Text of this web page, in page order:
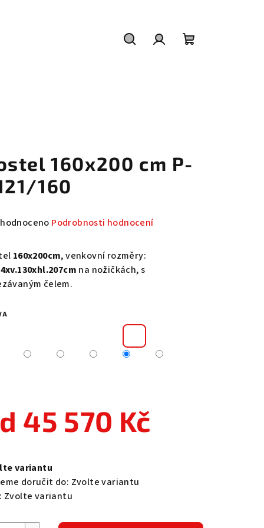
160x200 cm P-
160
Podrobnosti hodnocení
160x200cm, venkovní rozměry:
na nožičkách, s
čelem.
45 570 Kč
variantu
doručit do: Zvolte variantu
Zvolte variantu